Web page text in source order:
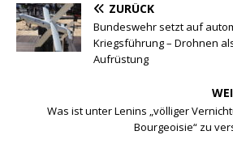
ZURÜCK
Bundeswehr setzt auf
Kriegsführung – Drohnen
Aufrüstung
Was ist unter Lenins „völliger
Bourgeoisie“ zu